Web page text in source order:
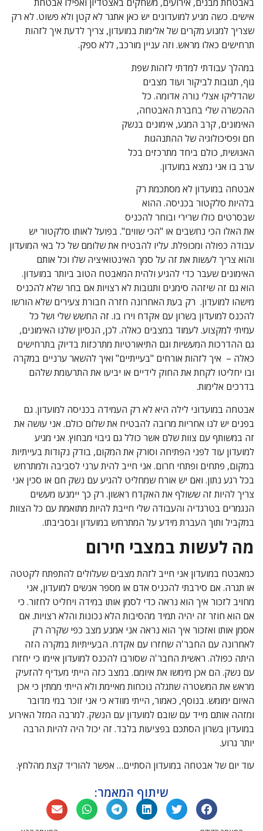
אישים. כשה מגיע למועדונים יש כאן אתגר לא קטן ולא פשוט. לא רק
שצריך למנוע מקרים של אלימות במועדון, צריך לדעת איך לזהות
תרחישים כאלו מראש. וזה עניין מורכב, ללא ספק.
במהלך עבודתי למדתי לזהות שפת
גוף, תגובות לביקור ועוד מצבים
שהדליקו אצלי נורה אדומה. כל
ההכשרה שלי בחברת האבטחה,
האימונים, קרב המגע, אימונים בנשק
חם ופסיכולוגיה של ההתנהגות
האנושית, כולם ביחד מתרכזים בכל
ערב בו אני נמצא במועדון.
אבטחה במועדון לא מסתכמת רק
בלהיות סלקטור בכניסה. ההוא
שבסרטים כולו שרירי ובוחר להכניס
את האלו הכי נחשבים או "הכי שווים". בפועל לאותו סלקטור יש
עבודה כפולה ומכופלת. עליו להבטיח את שלומם של כל באי המועדון
והוא צריך לעשות את זה על סמך האינטואיציה שלו וכל אותם
האימונים שעבר כדי להגיע ולהית המאבטח הטוב ביותר במועדון.
הוא גם זה שיזהה סימנים ותגובות לא רצויות אם בחר שלא להכניס
מישהו למועדון. רק בעת האחרונה חזרה חבורת צעירים שלא הורשו
להכנס למועדון בשרון עם אקדח וירו בו. זה החשש שלי ושל כל
עמיתי למקצוע. לעמוד במצבים כאלה. לכן, הנסיון שלנו האימונים,
גם ההדרכות המעשיות וגם התיאורטיות מתרכזות בדיוק בתרחישים
כאלה – איך לזהות אורחים "בעייתיים" ואיך להשאר ערניים במקרה
ובו יחליטו לקחת את החוק לידיים או יביעו את התרעומת שלהם
בדרכים אלימות.
אבטחה במועדוני לילה היא לא רק העמידה בכניסה למועדון. גם
בפנים יש לנו אחריות מרובה להבטיח את שלום כולם. אני עושה את
זה במשותף עם צוות שלם אשר כולל גם גיבוי מבחוץ. אני מגיע
למועדון עוד לפני הפתיחה וסורק את המקום, בודק נקודות בעייתיות
במקום, פתחים ופתחי חרום. אני חייב להית ערני לסביבה ולמתרחש
בכל רגע נתון. ואם יש אורח שמחליט להגיע עם נשק חם או סכין אני
צריך להיות זה ששולף את האקדח ראשון. רק כך יימנעו מעשים
הנגמרים בטרגדיה והעבודה שלי חייבת להיות מתואמת עם כל הצוות
במקביל ותוך העברת מידע על המתרחש במועדון ובסביבתו.
מה לעשות במצבי חירום
כמאבטח במועדון אני חייב לזהת מצבים שעלולים להתפתח לקטטה
או תגרה. אם סירבתי להכניס אדם או מספר אנשים למועדון, אני
מחויב לזכור איך הוא נראה כדי לסמן אותו במידה ויחליט לחזור. כי
אם הוא חוזר זה יהיה תמיד מהסיבות הלא נכונות והלא רצויות. אם
אסמן אותו ואזכור איך הוא נראה אני אמנע מצב כפי שקרה רק
לאחרונה עם החבר'ה שחזרו עם אקדח. הבעייתיות במקרה הזה
היתה כפולה. ראשית החבר'ה שסורבו להכנס למועדון איימו כי יחזרו
עם נשק. הם אכן מימשו את איומם. במצב כזה הייתי מעדיף להזעיק
מראש את המשטרה שתגלה נוכחות מאיימת ולא הייתי ממתין כי אכן
האיום ימומש. בנוסף, כאמור, הייתי מוודא כי אני זוכר במי מדובר
ומזהה אותם מייד עם שובם למועדון עם הנשק. למרבה המזל האירוע
במועדון בשרון הסתכם בפציעות בלבד. זה יכול היה להיות הרבה
יותר גרוע.
עוד יום של אבטחה במועדון הסתיים… אפשר להוריד קצת מהלחץ.
שיתוף המאמר: